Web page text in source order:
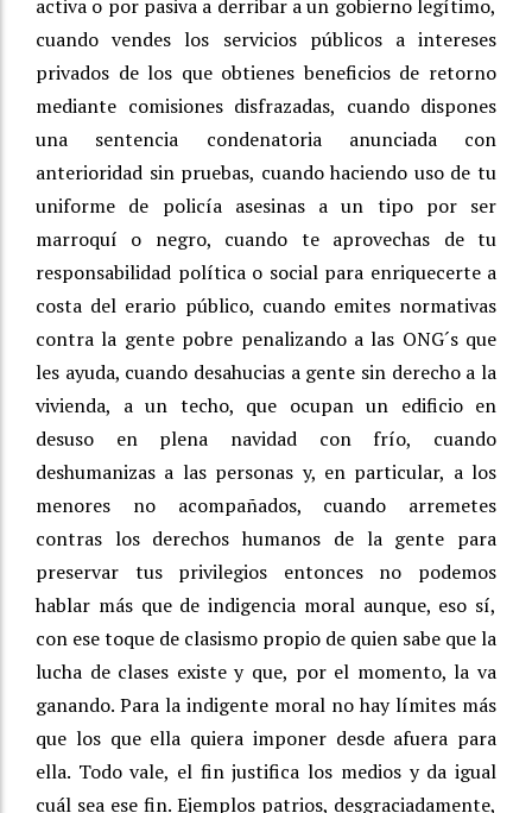
activa o por pasiva a derribar a un gobierno legítimo,
cuando vendes los servicios públicos a intereses
privados de los que obtienes beneficios de retorno
mediante comisiones disfrazadas, cuando dispones
una sentencia condenatoria anunciada con
anterioridad sin pruebas, cuando haciendo uso de tu
uniforme de policía asesinas a un tipo por ser
marroquí o negro, cuando te aprovechas de tu
responsabilidad política o social para enriquecerte a
costa del erario público, cuando emites normativas
contra la gente pobre penalizando a las ONG´s que
les ayuda, cuando desahucias a gente sin derecho a la
vivienda, a un techo, que ocupan un edificio en
desuso en plena navidad con frío, cuando
deshumanizas a las personas y, en particular, a los
menores no acompañados, cuando arremetes
contras los derechos humanos de la gente para
preservar tus privilegios entonces no podemos
hablar más que de indigencia moral aunque, eso sí,
con ese toque de clasismo propio de quien sabe que la
lucha de clases existe y que, por el momento, la va
ganando. Para la indigente moral no hay límites más
que los que ella quiera imponer desde afuera para
ella. Todo vale, el fin justifica los medios y da igual
cuál sea ese fin. Ejemplos patrios, desgraciadamente,